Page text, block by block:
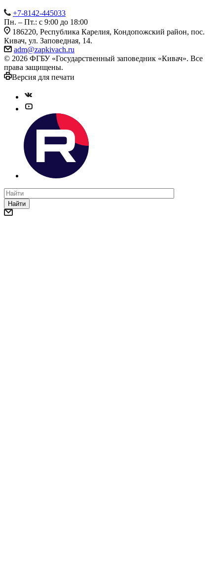
+7-8142-445033
Пн. – Пт.: с 9:00 до 18:00
186220, Республика Карелия, Кондопожский район, пос.
Кивач, ул. Заповедная, 14.
adm@zapkivach.ru
© 2026 ФГБУ «Государственный заповедник «Кивач». Все
права защищены.
Версия для печати
Найти